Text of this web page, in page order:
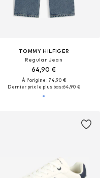
TOMMY HILFIGER
Regular Jean
64,90 €
À l'origine : 74,90 €
Dernier prix le plus bas :64,90 €